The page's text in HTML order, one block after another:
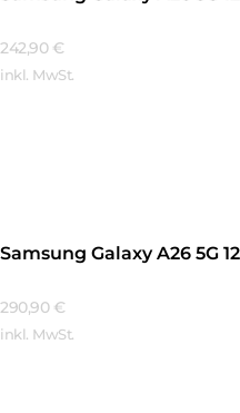
242,90 €
inkl. MwSt.
Samsung Galaxy A26 5G
290,90 €
inkl. MwSt.